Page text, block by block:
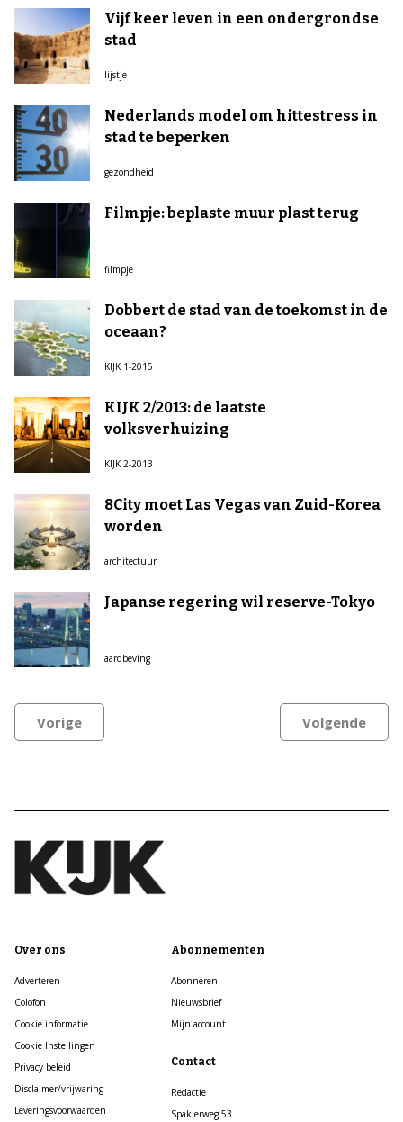
Vijf keer leven in een ondergrondse
stad
lijstje
Nederlands model om hittestress in
stad te beperken
gezondheid
Filmpje: beplaste muur plast terug
filmpje
Dobbert de stad van de toekomst in de
oceaan?
KIJK 1-2015
KIJK 2/2013: de laatste
volksverhuizing
KIJK 2-2013
8City moet Las Vegas van Zuid-Korea
worden
architectuur
Japanse regering wil reserve-Tokyo
aardbeving
Vorige Volgende
Over ons
Adverteren
Colofon
Cookie informatie
Cookie Instellingen
Privacy beleid
Disclaimer/vrijwaring
Leveringsvoorwaarden
Abonnementen
Abonneren
Nieuwsbrief
Mijn account
Contact
Redactie
Spaklerweg 53